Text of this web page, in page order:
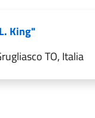
King"
TO, Italia